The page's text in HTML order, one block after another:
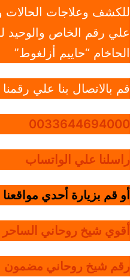
للكشف وعلاجات الحالات
علي رقم الخاص والوحيد
الحاخام “حاييم أزلغوط”
قم بالاتصال بنا علي رقمنا
0033644694000
راسلنا علي الواتساب
أو قم بزيارة أحدي
أقوي شيخ روحاني الساحر
رقم شيخ روحاني مضمون